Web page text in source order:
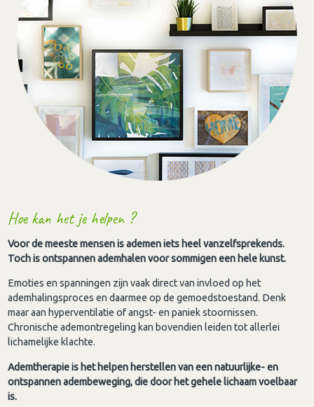
Hoe kan het je helpen ?
Voor de meeste mensen is ademen iets heel vanzelfsprekends.
Toch is ontspannen ademhalen voor sommigen een hele kunst.
Emoties en spanningen zijn vaak direct van invloed op het
ademhalingsproces en daarmee op de gemoedstoestand. Denk
maar aan hyperventilatie of angst- en paniek stoornissen.
Chronische ademontregeling kan bovendien leiden tot allerlei
lichamelijke klachte.
Ademtherapie is het helpen herstellen van een natuurlijke- en
ontspannen adembeweging, die door het gehele lichaam voelbaar
is.